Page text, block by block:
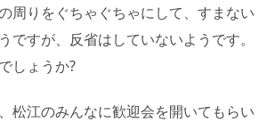
周りをぐちゃぐちゃにして、すまない
ですが、反省はしていないようです。
しょうか?
松江のみんなに歓迎会を開いてもらい